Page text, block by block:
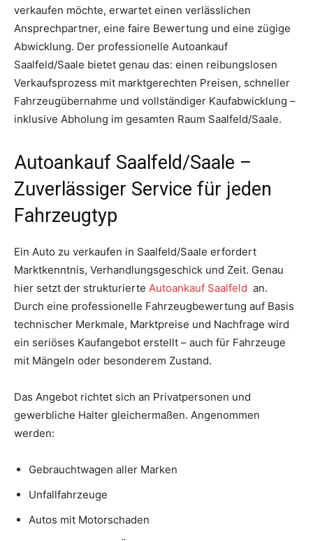
verkaufen möchte, erwartet einen verlässlichen
Ansprechpartner, eine faire Bewertung und eine zügige
Abwicklung. Der professionelle Autoankauf
Saalfeld/Saale bietet genau das: einen reibungslosen
Verkaufsprozess mit marktgerechten Preisen, schneller
Fahrzeugübernahme und vollständiger Kaufabwicklung –
inklusive Abholung im gesamten Raum Saalfeld/Saale.
Autoankauf Saalfeld/Saale –
Zuverlässiger Service für jeden
Fahrzeugtyp
Ein Auto zu verkaufen in Saalfeld/Saale erfordert
Marktkenntnis, Verhandlungsgeschick und Zeit. Genau
hier setzt der strukturierte Autoankauf Saalfeld an.
Durch eine professionelle Fahrzeugbewertung auf Basis
technischer Merkmale, Marktpreise und Nachfrage wird
ein seriöses Kaufangebot erstellt – auch für Fahrzeuge
mit Mängeln oder besonderem Zustand.
Das Angebot richtet sich an Privatpersonen und
gewerbliche Halter gleichermaßen. Angenommen
werden:
Gebrauchtwagen aller Marken
Unfallfahrzeuge
Autos mit Motorschaden